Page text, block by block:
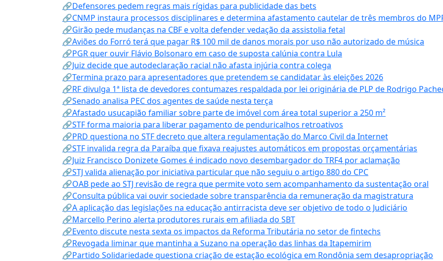
🔗Defensores pedem regras mais rígidas para publicidade das bets
🔗CNMP instaura processos disciplinares e determina afastamento cautelar de três membros do
🔗Girão pede mudanças na CBF e volta defender vedação da assistolia fetal
🔗Aviões do Forró terá que pagar R$ 100 mil de danos morais por uso não autorizado de música
🔗PGR quer ouvir Flávio Bolsonaro em caso de suposta calúnia contra Lula
🔗Juiz decide que autodeclaração racial não afasta injúria contra colega
🔗Termina prazo para apresentadores que pretendem se candidatar às eleições 2026
🔗RF divulga 1ª lista de devedores contumazes respaldada por lei originária de PLP de Rodrigo
🔗Senado analisa PEC dos agentes de saúde nesta terça
🔗Afastado usucapião familiar sobre parte de imóvel com área total superior a 250 m²
🔗STF forma maioria para liberar pagamento de penduricalhos retroativos
🔗PRD questiona no STF decreto que altera regulamentação do Marco Civil da Internet
🔗STF invalida regra da Paraíba que fixava reajustes automáticos em propostas orçamentárias
🔗Juiz Francisco Donizete Gomes é indicado novo desembargador do TRF4 por aclamação
🔗STJ valida alienação por iniciativa particular que não seguiu o artigo 880 do CPC
🔗OAB pede ao STJ revisão de regra que permite voto sem acompanhamento da sustentação oral
🔗Consulta pública vai ouvir sociedade sobre transparência da remuneração da magistratura
🔗A aplicação das legislações na educação antirracista deve ser objetivo de todo o Judiciário
🔗Marcello Perino alerta produtores rurais em afiliada do SBT
🔗Evento discute nesta sexta os impactos da Reforma Tributária no setor de fintechs
🔗Revogada liminar que mantinha a Suzano na operação das linhas da Itapemirim
🔗Partido Solidariedade questiona criação de estação ecológica em Rondônia sem desapropriação